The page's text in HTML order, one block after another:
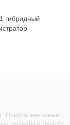
гибридный
Предлагаем самые